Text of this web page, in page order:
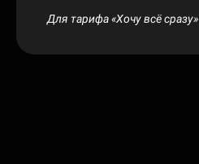
Для тарифа «Хочу всё сразу»